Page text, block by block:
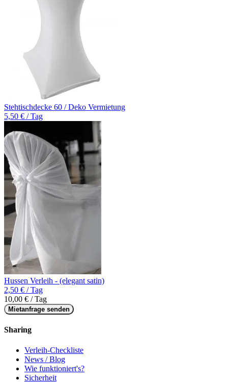
Stehtischdecke 60 / Deko Vermietung
5,50 € / Tag
Hussen Verleih - (elegant satin)
2,50 € / Tag
10,00 € / Tag
Mietanfrage senden
Sharing
Verleih-Checkliste
News / Blog
Wie funktioniert's?
Sicherheit